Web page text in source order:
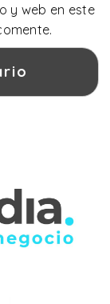
y web en este